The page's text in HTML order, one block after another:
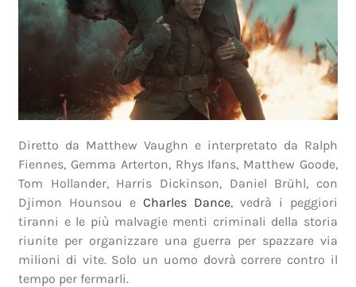
Diretto da Matthew Vaughn e interpretato da Ralph
Fiennes, Gemma Arterton, Rhys Ifans, Matthew Goode,
Tom Hollander, Harris Dickinson, Daniel Brühl, con
Djimon Hounsou eCharles Dance, vedrà i peggiori
tiranni e le più malvagie menti criminali della storia
riunite per organizzare una guerra per spazzare via
milioni di vite. Solo un uomo dovrà correre contro il
tempo per fermarli.